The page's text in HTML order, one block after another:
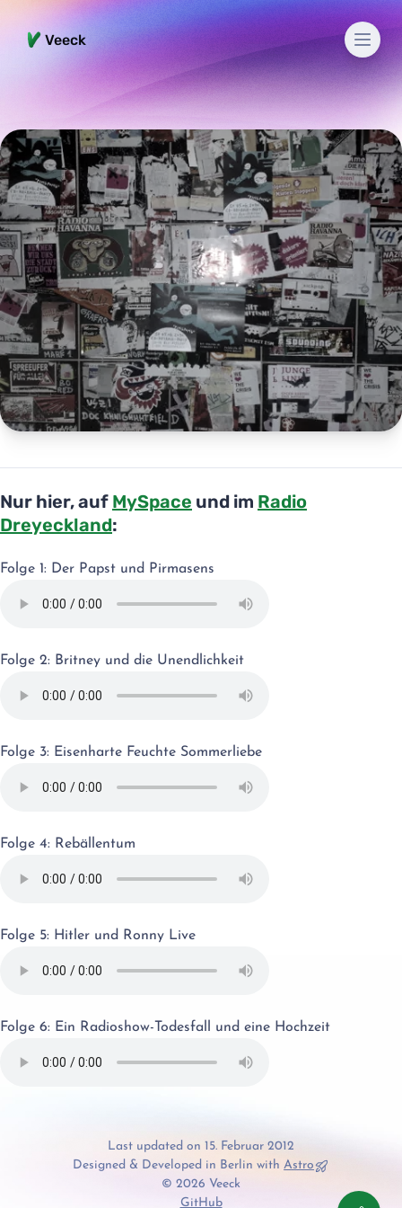
Veeck
Die Dave und Veeck
Show
moderiert wurde
Summer 2017
Nur hier, auf MySpace und im Radio
Dreyeckland:
Folge 1: Der Papst und Pirmasens
Folge 2: Britney und die Unendlichkeit
Folge 3: Eisenharte Feuchte Sommerliebe
Folge 4: Rebällentum
Folge 5: Hitler und Ronny Live
Folge 6: Ein Radioshow-Todesfall und eine Hochzeit
Last updated on 15. Februar 2012
Designed & Developed in Berlin withAstro
© 2026 Veeck
GitHub